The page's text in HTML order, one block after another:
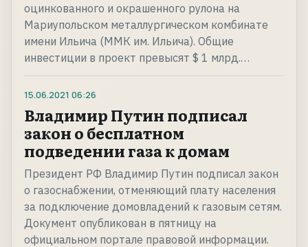
оцинкованного и окрашенного рулона на
Мариупольском металлургическом комбинате
имени Ильича (ММК им. Ильича). Общие
инвестиции в проект превысят $ 1 млрд.…
15.06.2021 06:26
Владимир Путин подписал
закон о бесплатном
подведении газа к домам
Президент РФ Владимир Путин подписал закон
о газоснабжении, отменяющий плату населения
за подключение домовладений к газовым сетям.
Документ опубликован в пятницу на
официальном портале правовой информации.